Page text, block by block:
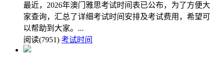
最近，2026年澳门雅思考试时间表已公布，为了方便大
家查询，汇总了详细考试时间安排及考试费用，希望可
以帮助到大家。...
阅读(7951) 考试时间